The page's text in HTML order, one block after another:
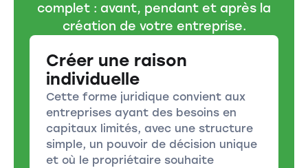
complet : avant, pendant et après la
création de votre entreprise.
Créer une raison
individuelle
Cette forme juridique convient aux
entreprises ayant des besoins en
capitaux limités, avec une structure
simple, un pouvoir de décision unique
et où le propriétaire souhaite